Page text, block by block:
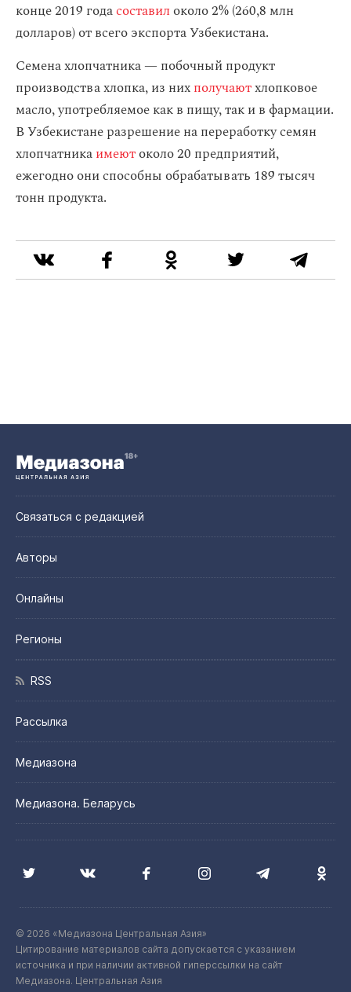
конце 2019 годасоставил около 2% (260,8 млн
долларов) от всего экспорта Узбекистана.
Семена хлопчатника — побочный продукт
производства хлопка, из нихполучаютхлопковое
масло, употребляемое как в пищу, так и в фармации.
В Узбекистане разрешение на переработку семян
хлопчатникаимеютоколо 20 предприятий,
ежегодно они способны обрабатывать 189 тысяч
тонн продукта.
Связаться с редакцией
Авторы
Онлайны
Регионы
RSS
Рассылка
Медиазона
Медиазона. Беларусь
© 2026 «Медиазона Центральная Азия»
Цитирование материалов сайта допускается с указанием
источника и при наличии активной гиперссылки на сайт
Медиазона. Центральная Азия